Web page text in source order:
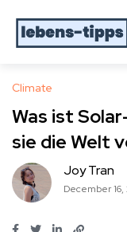
Climate
Was ist
sie die Welt
Joy Tran
December 16,